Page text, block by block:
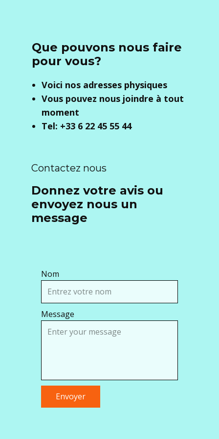
Que pouvons nous faire
pour vous?
Voici nos adresses physiques
Vous pouvez nous joindre à tout
moment
Tel: +33 6 22 45 55 44
Contactez nous
Donnez votre avis ou
envoyez nous un
message
Nom
Message
Envoyer